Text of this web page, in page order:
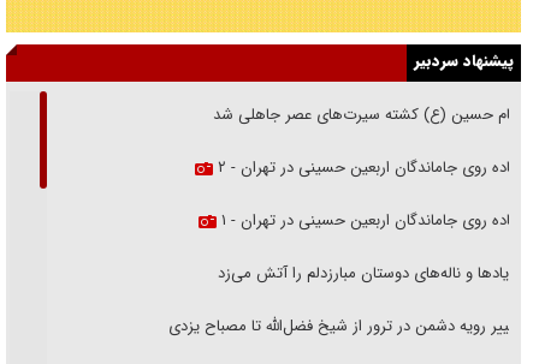
پیشنهاد سردبیر
امام حسین (ع) کشته سیرت‌های عصر جاهلی شد
پیاده روی جاماندگان اربعین حسینی در تهران - ۲
پیاده روی جاماندگان اربعین حسینی در تهران - ۱
فریاد‌ها و ناله‌های دوستان مبارزدلم را آتش می‌زد
تغییر رویه دشمن در ترور از شیخ فضل‌الله تا مصباح یزدی